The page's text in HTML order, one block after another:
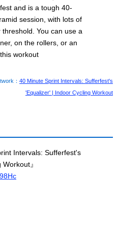
and is a tough 40-
session, with lots of
You can use a
on the rollers, or an
workout
： 40 Minute Sprint Intervals: Sufferfest's
'Equalizer' | Indoor Cycling Workout
Intervals: Sufferfest's
』